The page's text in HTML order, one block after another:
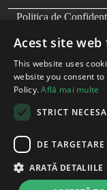
FOOTER MENU
Politica de
Compliance
Termeni si Conditii
Acest site
This website uses
website you consent
Policy.Află mai multe
STRICT
DE TARGETARE
ARATĂ DETALIILE